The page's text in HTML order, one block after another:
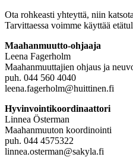
Ota rohkeasti yhteyttä, niin
Tarvittaessa voimme käyttää
Maahanmuutto-​ohjaaja
Leena Fagerholm
Maahanmuuttajien ohjaus ja
puh. 044 560 4040
leena.fagerholm@huittinen.fi
Hyvinvointikoordinaattori
Linnea Österman
Maahanmuuton koordinointi
puh. 044 4575322
linnea.osterman@sakyla.fi